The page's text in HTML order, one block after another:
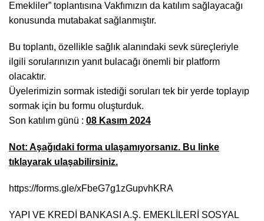
Emekliler” toplantısına Vakfımızın da katılım sağlayacağı
konusunda mutabakat sağlanmıştır.
Bu toplantı, özellikle sağlık alanındaki sevk süreçleriyle
ilgili sorularınızın yanıt bulacağı önemli bir platform
olacaktır.
Üyelerimizin sormak istediği soruları tek bir yerde toplayıp
sormak için bu formu oluşturduk.
Son katılım günü : 08 Kasım 2024
Not: Aşağıdaki forma ulaşamıyorsanız. Bu linke
tıklayarak ulaşabilirsiniz.
https://forms.gle/xFbeG7g1zGupvhKRA
YAPI VE KREDİ BANKASI A.Ş. EMEKLİLERİ SOSYAL